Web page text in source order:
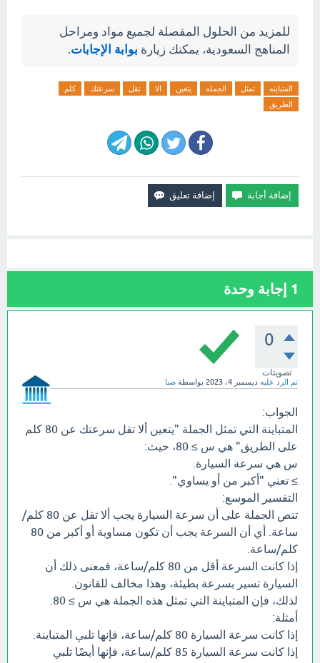
للمزيد من الحلول المفصلة لجميع مواد ومراحل
المناهج السعودية، يمكنك زيارة بوابة الإجابات.
المتباينه تمثل الجمله يتعين الا تقل سرعتك
كلم
الطريق
1 إجابة وحدة
0
تصويتات
تم الرد عليه ديسمبر 4، 2023 بواسطة صبا
الجواب:
المتباينة التي تمثل الجملة "يتعين ألا تقل سرعتك عن 80 كلم
على الطريق" هي س ≥ 80، حيث:
س هي سرعة السيارة.
≥ تعني "أكبر من أو يساوي".
التفسير الموسع:
تنص الجملة على أن سرعة السيارة يجب ألا تقل عن 80 كلم/
ساعة. أي أن السرعة يجب أن تكون مساوية أو أكبر من 80
كلم/ساعة.
إذا كانت السرعة أقل من 80 كلم/ساعة، فمعنى ذلك أن
السيارة تسير بسرعة بطيئة، وهذا مخالف للقانون.
لذلك، فإن المتباينة التي تمثل هذه الجملة هي س ≥ 80.
أمثلة:
إذا كانت سرعة السيارة 80 كلم/ساعة، فإنها تلبي المتباينة.
إذا كانت سرعة السيارة 85 كلم/ساعة، فإنها أيضًا تلبي